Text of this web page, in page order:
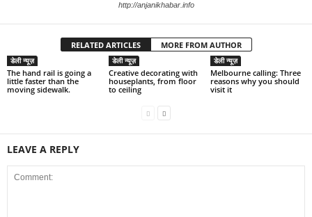
http://anjanikhabar.info
RELATED ARTICLES MORE FROM AUTHOR
डेली न्यूज़
The hand rail is going a
little faster than the
moving sidewalk.
डेली न्यूज़
Creative decorating with
houseplants, from floor
to ceiling
डेली न्यूज़
Melbourne calling: Three
reasons why you should
visit it
LEAVE A REPLY